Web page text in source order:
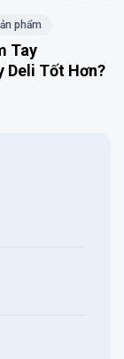
phẩm
Tay
Deli Tốt Hơn?